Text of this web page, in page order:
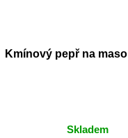
Kmínový pepř na maso
Skladem